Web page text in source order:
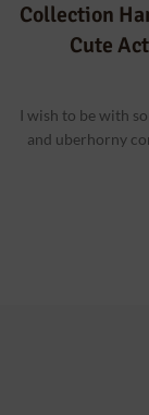
Collection
Cute
I wish to be with
and uberhorny